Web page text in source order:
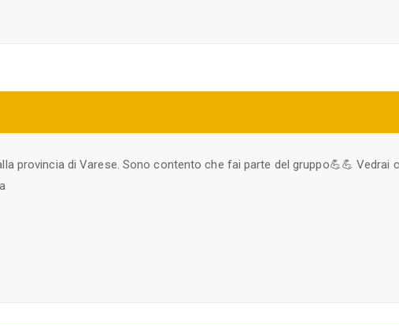
provincia di Varese. Sono contento che fai parte del gruppo💪💪 Vedrai